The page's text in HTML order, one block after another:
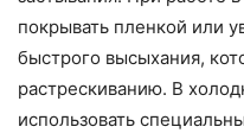
покрывать пленкой или
быстрого высыхания,
растрескиванию. В
использовать